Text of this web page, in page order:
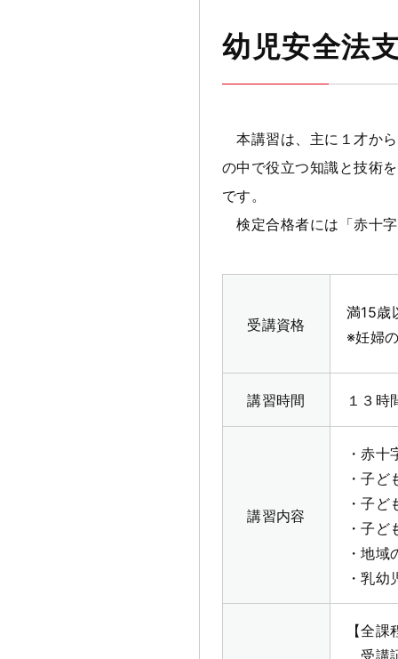
幼児安全法
本講習は、主に１才か
の中で役立つ知識と技術
です。
検定合格者には「赤十
受講資格
満15歳
※妊婦
講習時間 １３
講習内容
・赤
・子
・子
・子
・地
・乳
【全
受講